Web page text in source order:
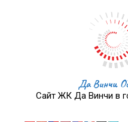
Да Винчи
Сайт ЖК Да Винчи в